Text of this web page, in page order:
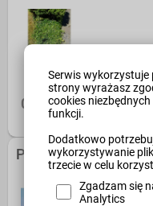
Serwis wykorzystuje
strony wyrażasz
cookies
funkcji.
Dodatkowo
wykorzystywanie
trzecie w celu
Zgadzam się
Analytics
dsfsfsdfs
0,00 EUR
Products from the